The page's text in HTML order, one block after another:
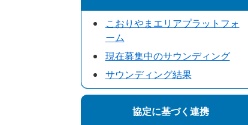
こおりやまエリアプラットフォ
ーム
現在募集中のサウンディング
サウンディング結果
協定に基づく連携